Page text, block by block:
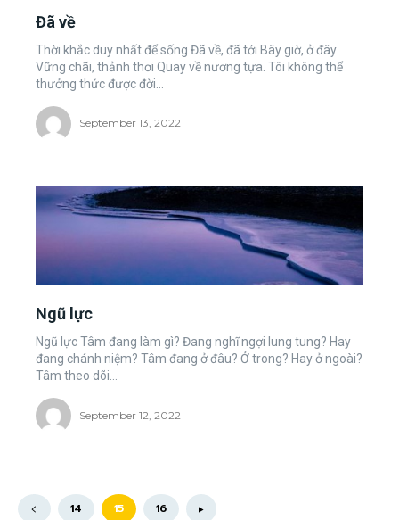
Đã về
Thời khắc duy nhất để sống Đã về, đã tới Bây giờ, ở đây
Vững chãi, thảnh thơi Quay về nương tựa. Tôi không thể
thưởng thức được đời...
September 13, 2022
Ngũ lực
Ngũ lực Tâm đang làm gì? Đang nghĩ ngợi lung tung? Hay
đang chánh niệm? Tâm đang ở đâu? Ở trong? Hay ở ngoài?
Tâm theo dõi...
September 12, 2022
14 15 16